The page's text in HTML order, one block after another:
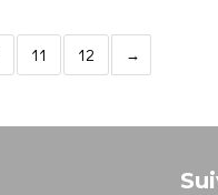
11 12